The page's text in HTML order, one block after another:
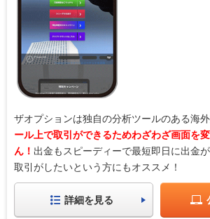
ザオプションは独自の分析ツールのある海
ール上で取引ができるためわざわざ画面を
ん！ 出金もスピーディーで最短即日に出金
取引がしたいという方にもオススメ！
詳細を見る